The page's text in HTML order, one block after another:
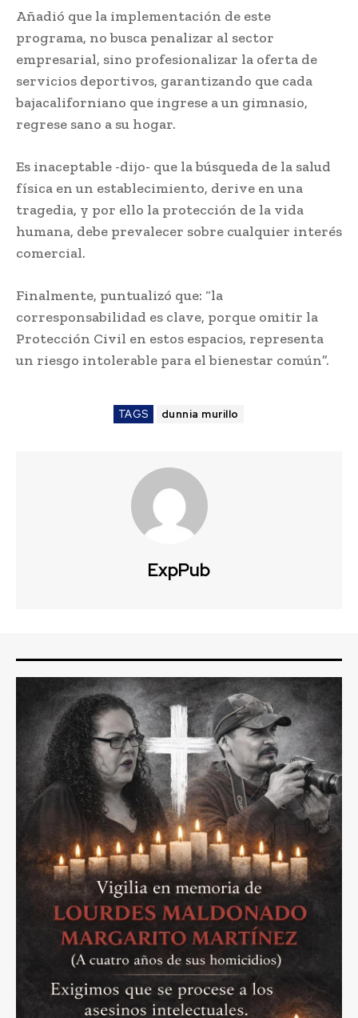
Añadió que la implementación de este
programa, no busca penalizar al sector
empresarial, sino profesionalizar la oferta de
servicios deportivos, garantizando que cada
bajacaliforniano que ingrese a un gimnasio,
regrese sano a su hogar.
Es inaceptable -dijo- que la búsqueda de la salud
física en un establecimiento, derive en una
tragedia, y por ello la protección de la vida
humana, debe prevalecer sobre cualquier interés
comercial.
Finalmente, puntualizó que: “la
corresponsabilidad es clave, porque omitir la
Protección Civil en estos espacios, representa
un riesgo intolerable para el bienestar común”.
TAGS dunnia murillo
ExpPub